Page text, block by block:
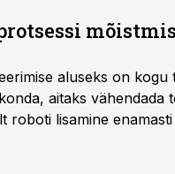
aluseks on
aitaks vähendada
roboti lisamine